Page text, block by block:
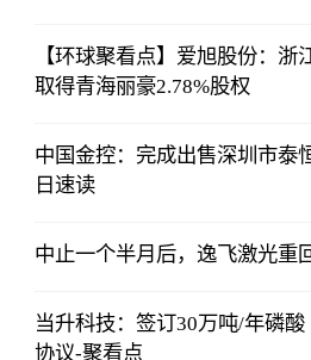
【环球聚看点】爱旭股份：浙
取得青海丽豪2.78%股权
中国金控：完成出售深圳市泰
日速读
中止一个半月后，逸飞激光重
当升科技：签订30万吨/年磷
协议-聚看点